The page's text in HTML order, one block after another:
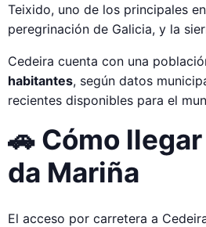
Teixido, uno de los principales
peregrinación de Galicia, y la
Cedeira cuenta con una
habitantes, según datos
recientes disponibles para el
🚗 Cómo
da Mariña
El acceso por carretera a